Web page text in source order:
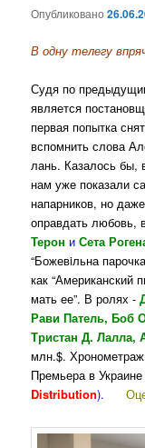
Опубликовано
В одну телегу
Судя по
является
первая попытка
вспомнить слова
лань. Казалось бы,
нам уже показали
напарников, но
оправдать любовь,
Терон иСета
“Божевiльна
как “Американский
мать ее”. В ролях -
Рави Патель, Боб
Тристан Д. Лалла,
млн.$.
Премьера в
Distribution).